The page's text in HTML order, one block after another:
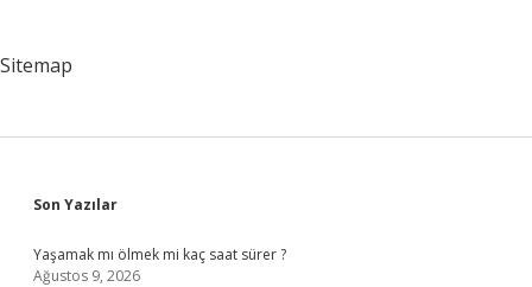
Sitemap
Sidebar
Son Yazılar
Yaşamak mı ölmek mi kaç saat sürer ?
Ağustos 9, 2026